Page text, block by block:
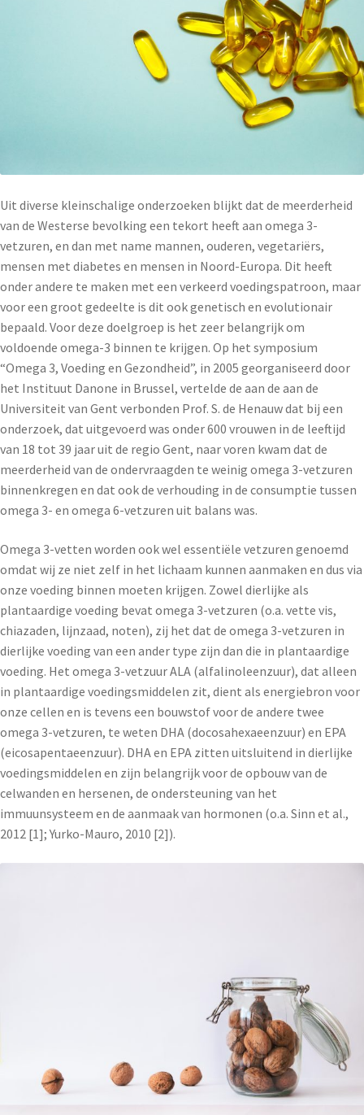
Uit diverse kleinschalige onderzoeken blijkt dat de meerderheid
van de Westerse bevolking een tekort heeft aan omega 3-
vetzuren, en dan met name mannen, ouderen, vegetariërs,
mensen met diabetes en mensen in Noord-Europa. Dit heeft
onder andere te maken met een verkeerd voedingspatroon, maar
voor een groot gedeelte is dit ook genetisch en evolutionair
bepaald. Voor deze doelgroep is het zeer belangrijk om
voldoende omega-3 binnen te krijgen. Op het symposium
“Omega 3, Voeding en Gezondheid”, in 2005 georganiseerd door
het Instituut Danone in Brussel, vertelde de aan de aan de
Universiteit van Gent verbonden Prof. S. de Henauw dat bij een
onderzoek, dat uitgevoerd was onder 600 vrouwen in de leeftijd
van 18 tot 39 jaar uit de regio Gent, naar voren kwam dat de
meerderheid van de ondervraagden te weinig omega 3-vetzuren
binnenkregen en dat ook de verhouding in de consumptie tussen
omega 3- en omega 6-vetzuren uit balans was.
Omega 3-vetten worden ook wel essentiële vetzuren genoemd
omdat wij ze niet zelf in het lichaam kunnen aanmaken en dus via
onze voeding binnen moeten krijgen. Zowel dierlijke als
plantaardige voeding bevat omega 3-vetzuren (o.a. vette vis,
chiazaden, lijnzaad, noten), zij het dat de omega 3-vetzuren in
dierlijke voeding van een ander type zijn dan die in plantaardige
voeding. Het omega 3-vetzuur ALA (alfalinoleenzuur), dat alleen
in plantaardige voedingsmiddelen zit, dient als energiebron voor
onze cellen en is tevens een bouwstof voor de andere twee
omega 3-vetzuren, te weten DHA (docosahexaeenzuur) en EPA
(eicosapentaeenzuur). DHA en EPA zitten uitsluitend in dierlijke
voedingsmiddelen en zijn belangrijk voor de opbouw van de
celwanden en hersenen, de ondersteuning van het
immuunsysteem en de aanmaak van hormonen (o.a. Sinn et al.,
2012 [1]; Yurko-Mauro, 2010 [2]).